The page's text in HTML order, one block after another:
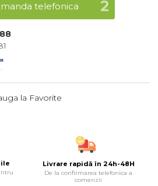
uri
telefonica
la Favorite
Livrare rapidă în 24h-48H
De la confirmarea telefonica a
comenzii